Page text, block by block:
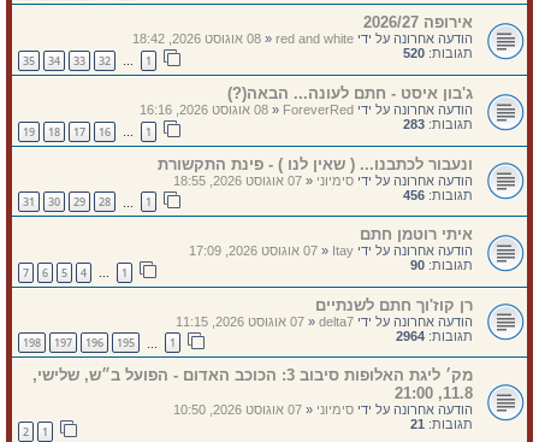
אירופה 2026/27
הודעה אחרונה על ידי red and white
«08 אוגוסט 2026, 18:42
תגובות: 520
…
32
33
34
35
ג'בון איסט - חתם לעונה... הבאה(?)
הודעה אחרונה על ידי ForeverRed
«08 אוגוסט 2026, 16:16
תגובות: 283
…
16
17
18
19
ונעבור לכתבנו... ( שאין לנו ) - פינת התקשורת
הודעה אחרונה על ידי סימיוני«07 אוגוסט 2026, 18:55
תגובות: 456
28
29
30
31
איתי רוטמן חתם
הודעה אחרונה על ידי Itay
«07 אוגוסט 2026, 17:09
תגובות: 90
…
4
5
6
7
רן קוז'וך חתם לשנתיים
הודעה אחרונה על ידי delta7
«07 אוגוסט 2026, 11:15
תגובות: 2964
195
196
197
198
מק׳ ליגת האלופות סיבוב 3: הכוכב האדום - הפועל ב״ש, שלישי,
11.8, 21:00
הודעה אחרונה על ידי סימיוני«07 אוגוסט 2026, 10:50
תגובות: 21
2